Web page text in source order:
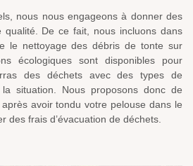
nous nous engageons à donner des
qualité. De ce fait, nous incluons dans
le nettoyage des débris de tonte sur
écologiques sont disponibles pour
des déchets avec des types de
situation. Nous proposons donc de
avoir tondu votre pelouse dans le
des frais d’évacuation de déchets.